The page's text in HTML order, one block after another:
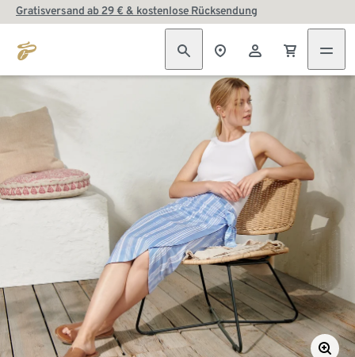
Gratisversand ab 29 € & kostenlose Rücksendung